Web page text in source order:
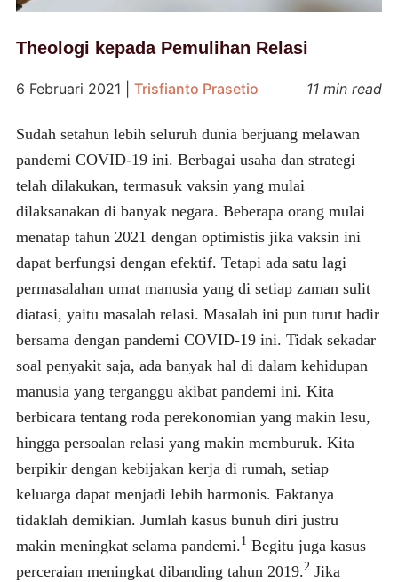
Theologi kepada Pemulihan Relasi
6 Februari 2021 Trisfianto Prasetio 11 min read
Sudah setahun lebih seluruh dunia berjuang melawan
pandemi COVID-19 ini. Berbagai usaha dan strategi
telah dilakukan, termasuk vaksin yang mulai
dilaksanakan di banyak negara. Beberapa orang mulai
menatap tahun 2021 dengan optimistis jika vaksin ini
dapat berfungsi dengan efektif. Tetapi ada satu lagi
permasalahan umat manusia yang di setiap zaman sulit
diatasi, yaitu masalah relasi. Masalah ini pun turut hadir
bersama dengan pandemi COVID-19 ini. Tidak sekadar
soal penyakit saja, ada banyak hal di dalam kehidupan
manusia yang terganggu akibat pandemi ini. Kita
berbicara tentang roda perekonomian yang makin lesu,
hingga persoalan relasi yang makin memburuk. Kita
berpikir dengan kebijakan kerja di rumah, setiap
keluarga dapat menjadi lebih harmonis. Faktanya
tidaklah demikian. Jumlah kasus bunuh diri justru
makin meningkat selama pandemi.1 Begitu juga kasus
perceraian meningkat dibanding tahun 2019.2Jika